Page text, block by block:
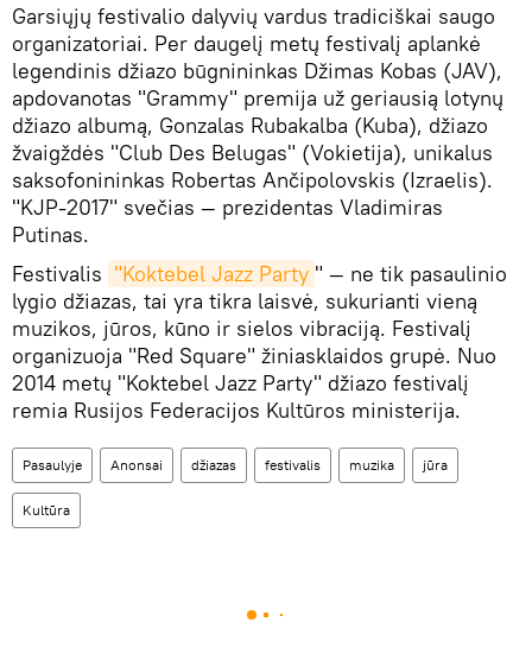
Garsiųjų festivalio dalyvių vardus tradiciškai saugo
organizatoriai. Per daugelį metų festivalį aplankė
legendinis džiazo būgnininkas Džimas Kobas (JAV),
apdovanotas "Grammy" premija už geriausią lotynų
džiazo albumą, Gonzalas Rubakalba (Kuba), džiazo
žvaigždės "Club Des Belugas" (Vokietija), unikalus
saksofonininkas Robertas Ančipolovskis (Izraelis).
"KJP-2017" svečias — prezidentas Vladimiras
Putinas.
Festivalis "Koktebel Jazz Party " — ne tik pasaulinio
lygio džiazas, tai yra tikra laisvė, sukurianti vieną
muzikos, jūros, kūno ir sielos vibraciją. Festivalį
organizuoja "Red Square" žiniasklaidos grupė. Nuo
2014 metų "Koktebel Jazz Party" džiazo festivalį
remia Rusijos Federacijos Kultūros ministerija.
Pasaulyje Anonsai džiazas festivalis muzika jūra
Kultūra